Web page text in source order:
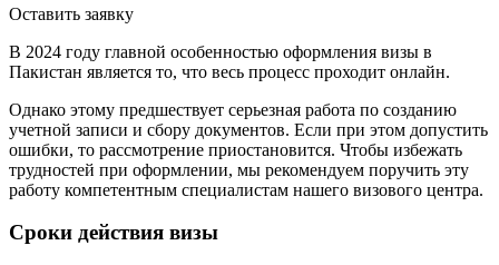
Оставить заявку
В 2024 году главной особенностью оформления визы в
Пакистан является то, что весь процесс проходит онлайн.
Однако этому предшествует серьезная работа по созданию
учетной записи и сбору документов. Если при этом допустить
ошибки, то рассмотрение приостановится. Чтобы избежать
трудностей при оформлении, мы рекомендуем поручить эту
работу компетентным специалистам нашего визового центра.
Сроки действия визы